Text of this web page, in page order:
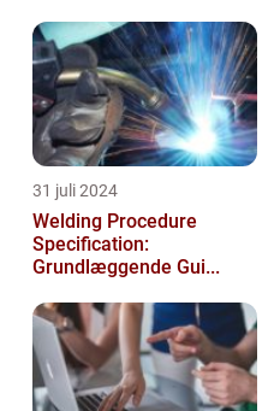
31 juli 2024
Welding Procedure
Specification:
Grundlæggende Gui...